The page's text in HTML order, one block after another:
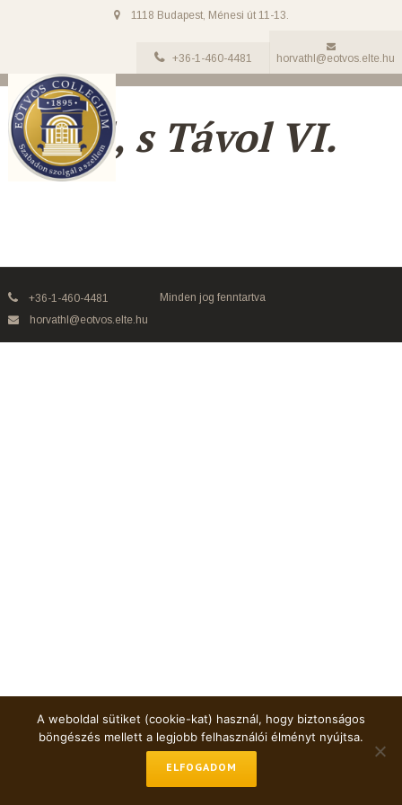
1118 Budapest, Ménesi út 11-13.
+36-1-460-4481 horvathl@eotvos.elte.hu
Közel, s Távol VI.
+36-1-460-4481
horvathl@eotvos.elte.hu
Minden jog fenntartva
A weboldal sütiket (cookie-kat) használ, hogy biztonságos
böngészés mellett a legjobb felhasználói élményt nyújtsa.
ELFOGADOM